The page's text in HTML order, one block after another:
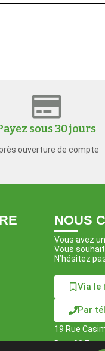
sous 30 jours
ouverture de compte
NOUS
Vous avez
Vous
N’hésitez
Via le
Par
19 Rue
Bat : 03